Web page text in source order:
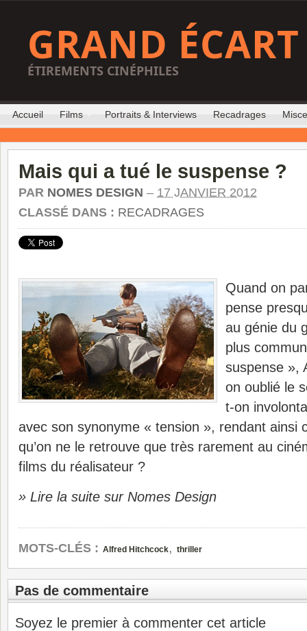
GRAND ÉCART
ÉTIREMENTS CINÉPHILES
Accueil Films Portraits & Interviews Recadrages
Mais qui a tué le suspense ?
PAR NOMES DESIGN – 17 JANVIER 2012
CLASSÉ DANS : RECADRAGES
Quand on
pense
au génie du
plus
suspense »,
on oublié le
t-on
avec son synonyme « tension », rendant ainsi
qu’on ne le retrouve que très rarement au
films du réalisateur ?
» Lire la suite sur Nomes Design
MOTS-CLÉS : Alfred Hitchcock, thriller
Pas de commentaire
Soyez le premier à commenter cet article